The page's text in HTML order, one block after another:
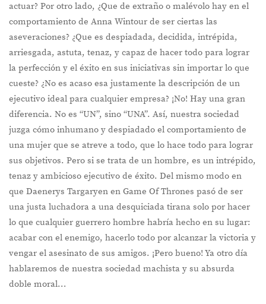
actuar? Por otro lado, ¿Que de extraño o malévolo hay en el
comportamiento de Anna Wintour de ser ciertas las
aseveraciones? ¿Que es despiadada, decidida, intrépida,
arriesgada, astuta, tenaz, y capaz de hacer todo para lograr
la perfección y el éxito en sus iniciativas sin importar lo que
cueste? ¿No es acaso esa justamente la descripción de un
ejecutivo ideal para cualquier empresa? ¡No! Hay una gran
diferencia. No es “UN”, sino “UNA”. Así, nuestra sociedad
juzga cómo inhumano y despiadado el comportamiento de
una mujer que se atreve a todo, que lo hace todo para lograr
sus objetivos. Pero si se trata de un hombre, es un intrépido,
tenaz y ambicioso ejecutivo de éxito. Del mismo modo en
que Daenerys Targaryen en Game Of Thrones pasó de ser
una justa luchadora a una desquiciada tirana solo por hacer
lo que cualquier guerrero hombre habría hecho en su lugar:
acabar con el enemigo, hacerlo todo por alcanzar la victoria y
vengar el asesinato de sus amigos. ¡Pero bueno! Ya otro día
hablaremos de nuestra sociedad machista y su absurda
doble moral…